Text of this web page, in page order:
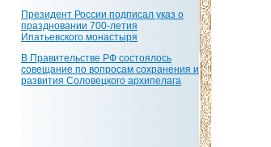
Президент России подписал указ о
праздновании 700-летия
Ипатьевского монастыря
В Правительстве РФ состоялось
совещание по вопросам сохранения и
развития Соловецкого архипелага